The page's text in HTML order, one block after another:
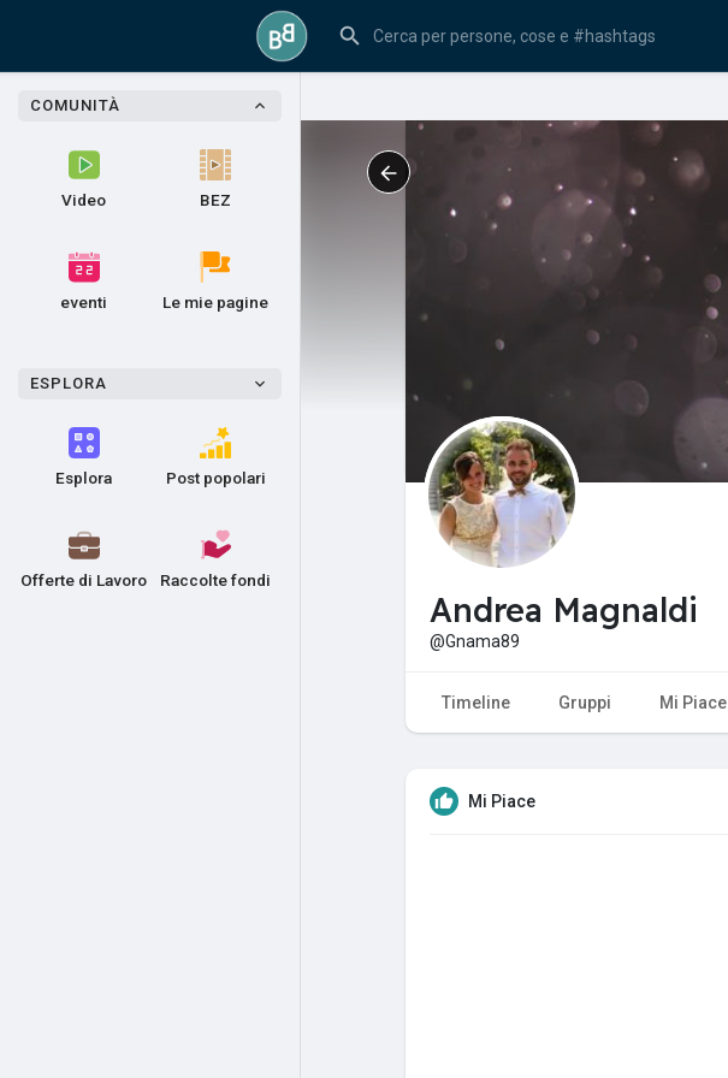
COMUNITÀ
Video BEZ
eventi Le mie pagine
ESPLORA
Esplora Post popolari
Offerte di Lavoro Raccolte fondi
Andrea Magnaldi
@Gnama89
Timeline Gruppi Mi Piace
Mi Piace